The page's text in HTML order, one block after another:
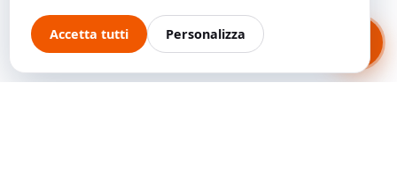
Accetta tutti Personalizza